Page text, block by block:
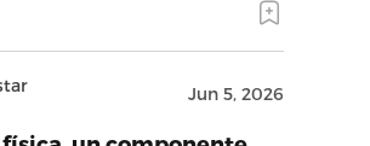
Jun 5, 2026